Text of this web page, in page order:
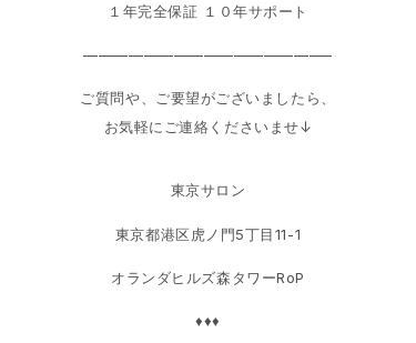
１年完全保証 １０年サポート
————————————————–
ご質問や、ご要望がございましたら、
お気軽にご連絡くださいませ↓
東京サロン
東京都港区虎ノ門5丁目11-1
オランダヒルズ森タワーRoP
♦♦♦